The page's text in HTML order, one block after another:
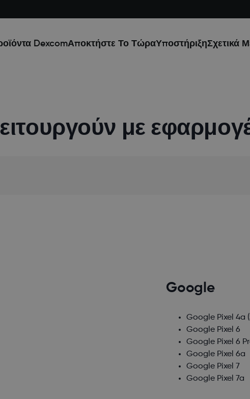
DexcomΑποκτήστε Το ΤώραΥποστήριξηΣχετικά
με
Google
Google Pixel 4a
Google Pixel 6
Google Pixel 6
Google Pixel 6a
Google Pixel 7
Google Pixel 7a